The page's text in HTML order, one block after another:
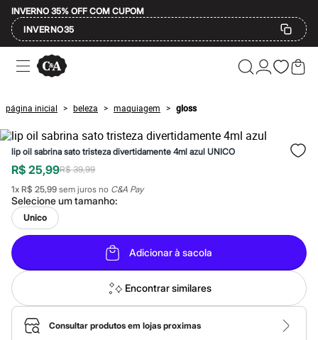
INVERNO 35% OFF COM CUPOM
INVERNO35
Ofertas
Compre por Departamento
Masculino
Infantil
Calçados
Mindse7
Plus Size
Até 20% off
Até 40% off
Até 60% off
A partir de 60% off
Feminino
Em alta
Inverno
Alfaiataria
Novidades
Roupas
Blusas e Camisetas
Básicos
Calças
Casacos e Jaquetas
página inicial > beleza > maquiagem > gloss
lip oil sabrina sato tristeza divertidamente 4ml azul UNICO
R$ 25,99R$ 39,99
1x R$ 25,99 sem juros no C&A Pay
Selecione umtamanho:
Unico
Adicionar à sacola
Encontrar similares
Consultar produtos em lojas proximas